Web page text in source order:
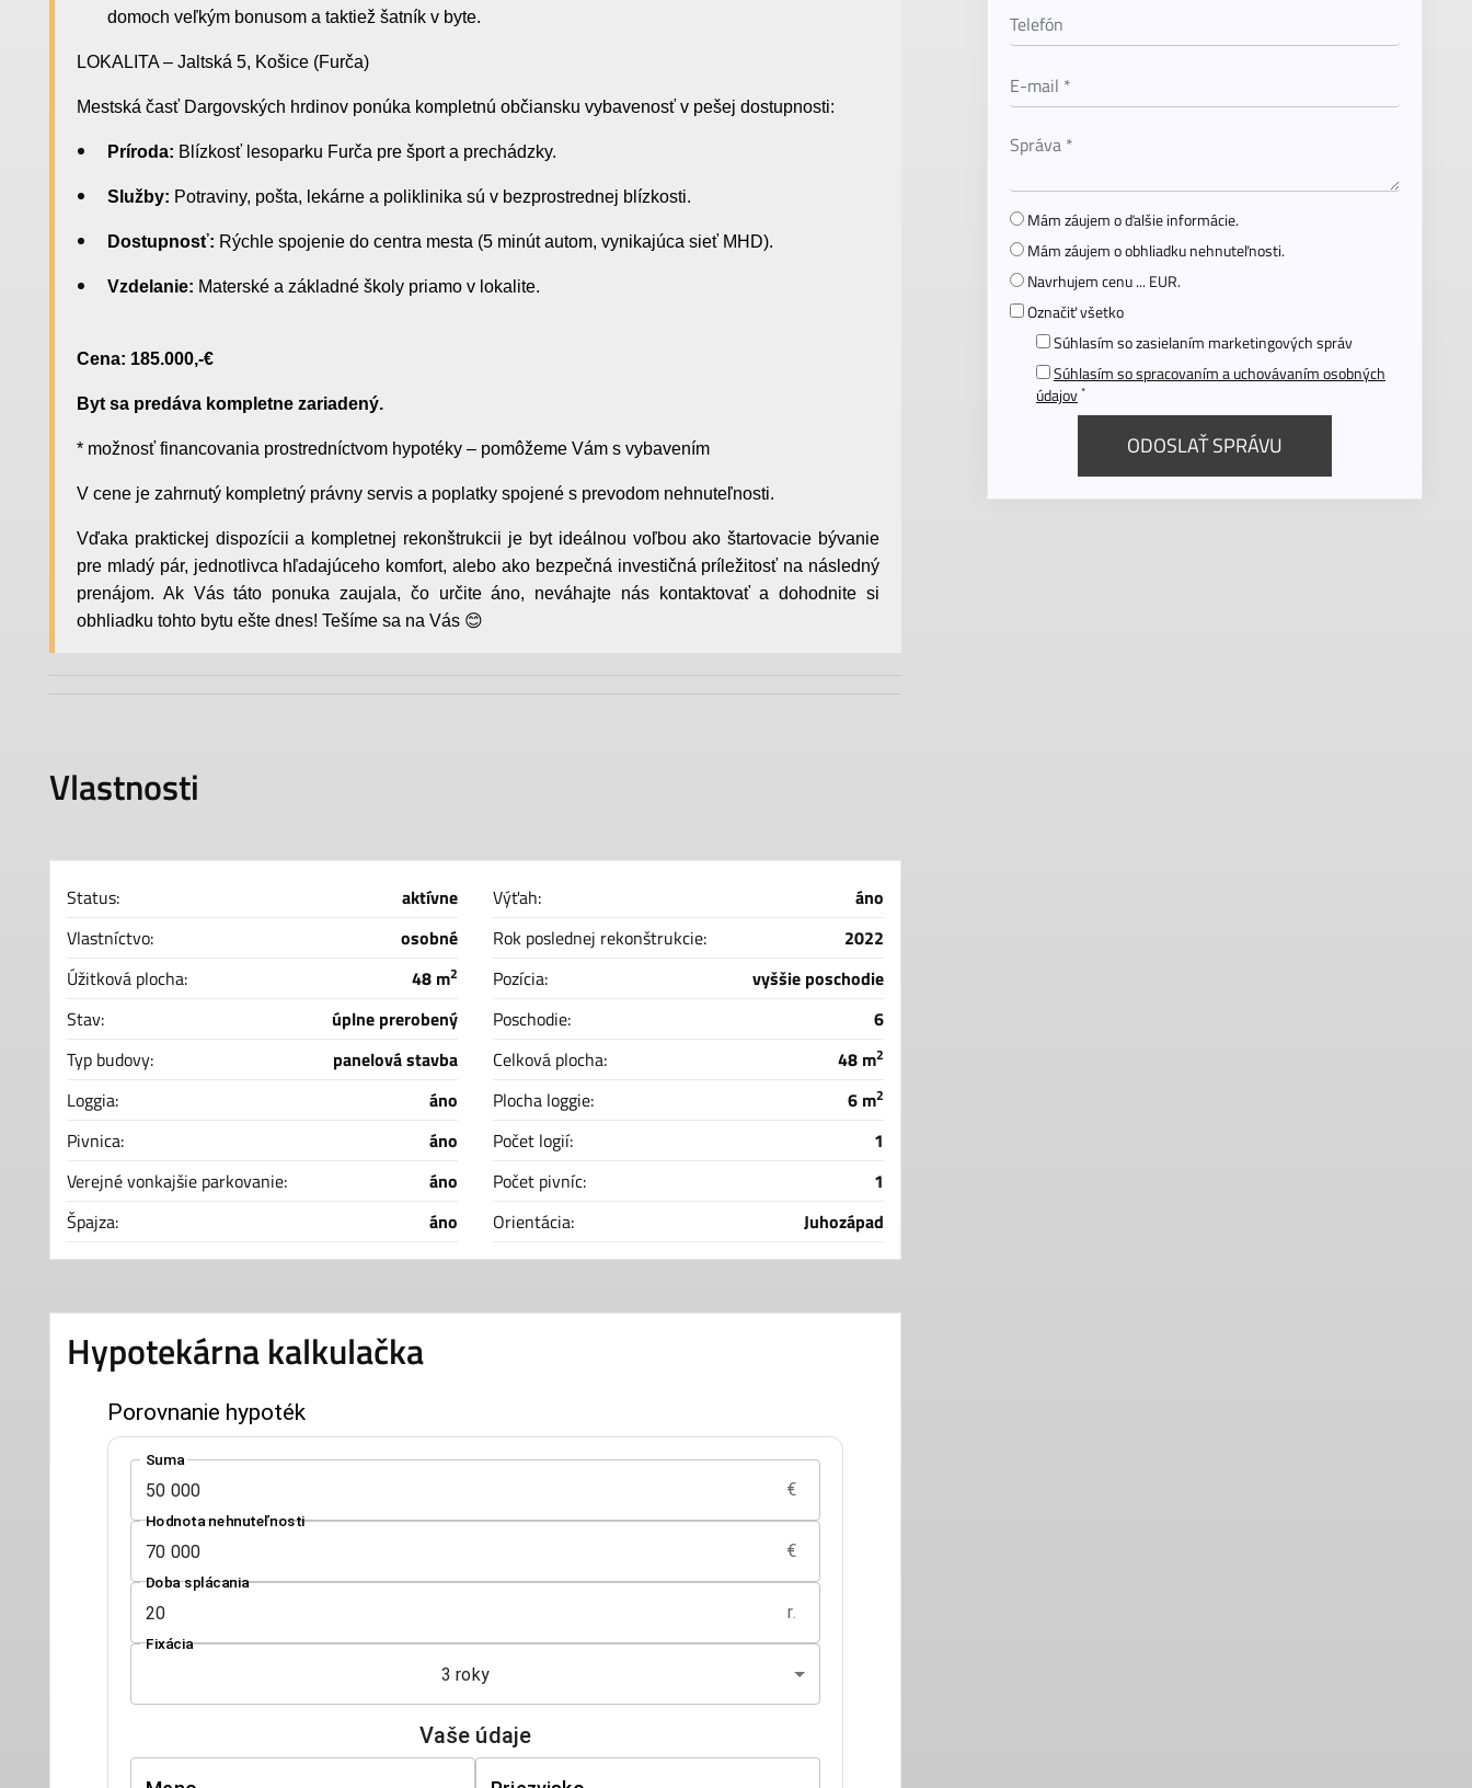
domoch veľkým bonusom a taktiež šatník v byte.
LOKALITA – Jaltská 5, Košice (Furča)
Mestská časť Dargovských hrdinov ponúka kompletnú občiansku vybavenosť v pešej dostupnosti:
Príroda: Blízkosť lesoparku Furča pre šport a prechádzky.
Služby: Potraviny, pošta, lekárne a poliklinika sú v bezprostrednej blízkosti.
Dostupnosť: Rýchle spojenie do centra mesta (5 minút autom, vynikajúca sieť MHD).
Vzdelanie: Materské a základné školy priamo v lokalite.
Cena: 185.000,-€
Byt sa predáva kompletne zariadený.
* možnosť financovania prostredníctvom hypotéky – pomôžeme Vám s vybavením
V cene je zahrnutý kompletný právny servis a poplatky spojené s prevodom nehnuteľnosti.
Vďaka praktickej dispozícii a kompletnej rekonštrukcii je byt ideálnou voľbou ako štartovacie bývanie
pre mladý pár, jednotlivca hľadajúceho komfort, alebo ako bezpečná investičná príležitosť na následný
prenájom. Ak Vás táto ponuka zaujala, čo určite áno, neváhajte nás kontaktovať a dohodnite si
obhliadku tohto bytu ešte dnes! Tešíme sa na Vás 😊
Vlastnosti
Status:
aktívne
Vlastníctvo:
osobné
Úžitková plocha:
48 m2
Stav:
úplne prerobený
Typ budovy:
panelová stavba
Loggia:
áno
Pivnica:
áno
Verejné vonkajšie parkovanie:
áno
Špajza:
áno
Výťah:
áno
Rok poslednej rekonštrukcie:
2022
Pozícia:
vyššie poschodie
Poschodie:
6
Celková plocha:
48 m2
Plocha loggie: 6 m2
Počet logií:
1
Počet pivníc:
1
Orientácia:
Juhozápad
Hypotekárna kalkulačka
Mám záujem o ďalšie informácie.
Mám záujem o obhliadku nehnuteľnosti.
Navrhujem cenu ... EUR.
Označiť všetko
Súhlasím so zasielaním marketingových správ
Súhlasím so spracovaním a uchovávaním osobných
údajov*